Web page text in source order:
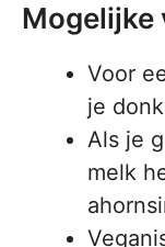
Mogelijke
Voor
je
Als je
melk